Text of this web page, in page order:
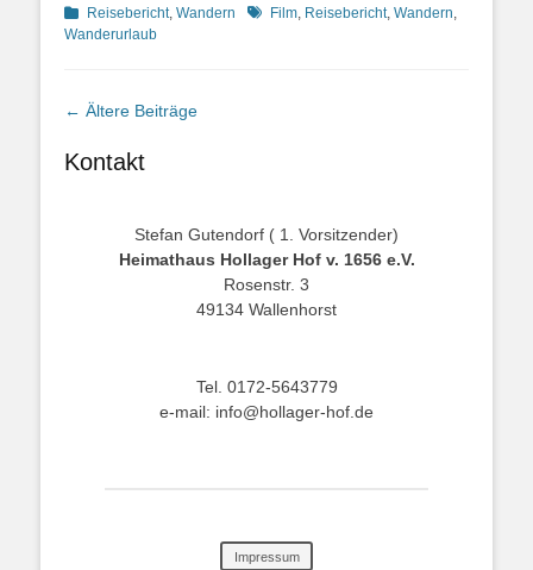
Kategorien
Reisebericht, Wandern Schlagworte
Film, Reisebericht, Wandern,
Wanderurlaub
Beitragsnavigation
← Ältere Beiträge
Kontakt
Stefan Gutendorf ( 1. Vorsitzender)
Heimathaus Hollager Hof v. 1656 e.V.
Rosenstr. 3
49134 Wallenhorst
Tel. 0172-5643779
e-mail: info@hollager-hof.de
Impressum